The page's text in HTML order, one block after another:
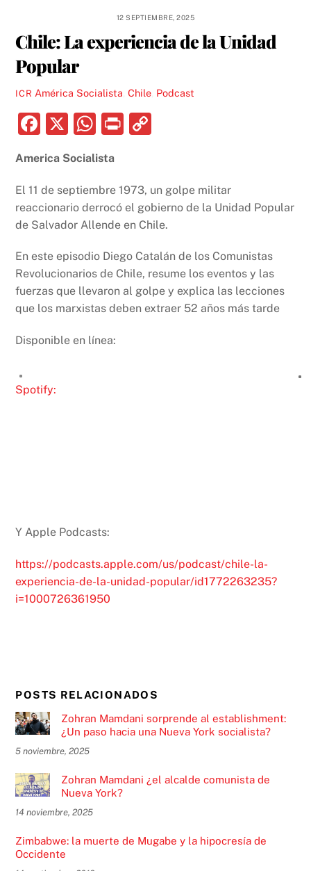
12 SEPTIEMBRE, 2025
Chile: La experiencia de la Unidad
Popular
ICR América Socialista ,Chile Podcast
F
c
e
b
o
o
k
X
W
at
s
A
p
p
P
y
Li
n
k
America Socialista
El 11 de septiembre 1973, un golpe militar
reaccionario derrocó el gobierno de la Unidad Popular
de Salvador Allende en Chile.
En este episodio Diego Catalán de los Comunistas
Revolucionarios de Chile, resume los eventos y las
fuerzas que llevaron al golpe y explica las lecciones
que los marxistas deben extraer 52 años más tarde
Disponible en línea:
Spotify:
Y Apple Podcasts:
https://podcasts.apple.com/us/podcast/chile-la-
experiencia-de-la-unidad-popular/id1772263235?
i=1000726361950
POSTS RELACIONADOS
Zohran Mamdani sorprende al establishment:
¿Un paso hacia una Nueva York socialista?
5 noviembre, 2025
Zohran Mamdani ¿el alcalde comunista de
Nueva York?
14 noviembre, 2025
Zimbabwe: la muerte de Mugabe y la hipocresía de
Occidente